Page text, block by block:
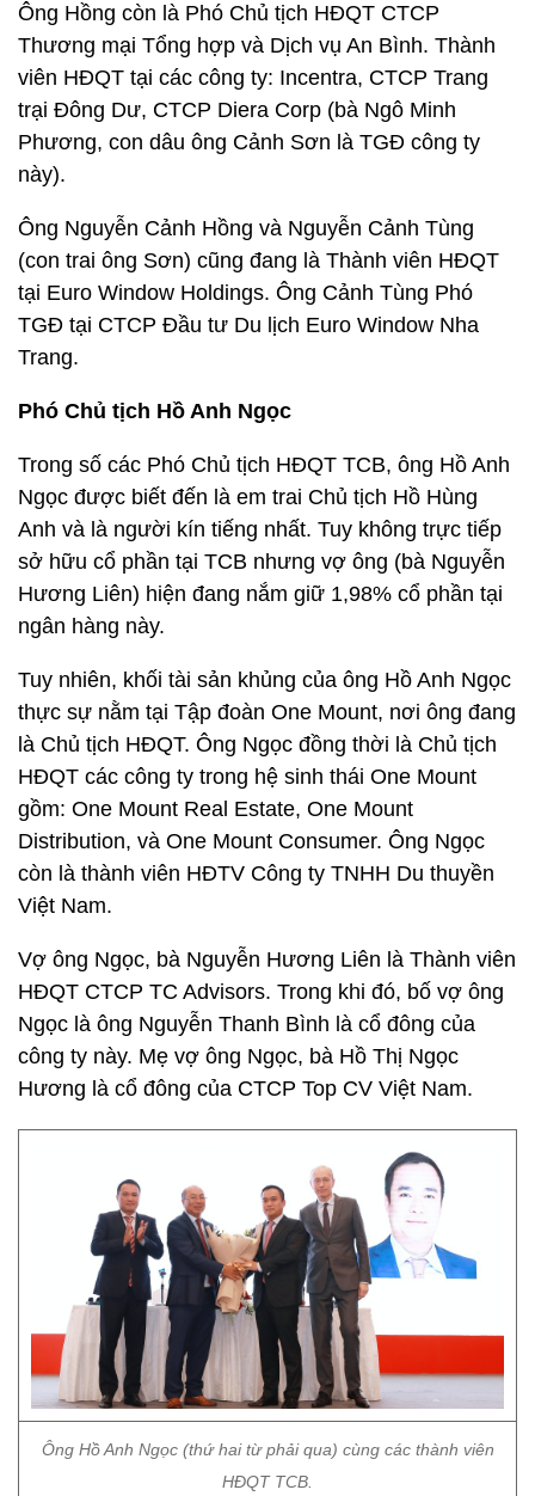
Ông Hồng còn là Phó Chủ tịch HĐQT CTCP
Thương mại Tổng hợp và Dịch vụ An Bình. Thành
viên HĐQT tại các công ty: Incentra, CTCP Trang
trại Đông Dư, CTCP Diera Corp (bà Ngô Minh
Phương, con dâu ông Cảnh Sơn là TGĐ công ty
này).
Ông Nguyễn Cảnh Hồng và Nguyễn Cảnh Tùng
(con trai ông Sơn) cũng đang là Thành viên HĐQT
tại Euro Window Holdings. Ông Cảnh Tùng Phó
TGĐ tại CTCP Đầu tư Du lịch Euro Window Nha
Trang.
Phó Chủ tịch Hồ Anh Ngọc
Trong số các Phó Chủ tịch HĐQT TCB, ông Hồ Anh
Ngọc được biết đến là em trai Chủ tịch Hồ Hùng
Anh và là người kín tiếng nhất. Tuy không trực tiếp
sở hữu cổ phần tại TCB nhưng vợ ông (bà Nguyễn
Hương Liên) hiện đang nắm giữ 1,98% cổ phần tại
ngân hàng này.
Tuy nhiên, khối tài sản khủng của ông Hồ Anh Ngọc
thực sự nằm tại Tập đoàn One Mount, nơi ông đang
là Chủ tịch HĐQT. Ông Ngọc đồng thời là Chủ tịch
HĐQT các công ty trong hệ sinh thái One Mount
gồm: One Mount Real Estate, One Mount
Distribution, và One Mount Consumer. Ông Ngọc
còn là thành viên HĐTV Công ty TNHH Du thuyền
Việt Nam.
Vợ ông Ngọc, bà Nguyễn Hương Liên là Thành viên
HĐQT CTCP TC Advisors. Trong khi đó, bố vợ ông
Ngọc là ông Nguyễn Thanh Bình là cổ đông của
công ty này. Mẹ vợ ông Ngọc, bà Hồ Thị Ngọc
Hương là cổ đông của CTCP Top CV Việt Nam.
Ông Hồ Anh Ngọc (thứ hai từ phải qua) cùng các thành viên
HĐQT TCB.